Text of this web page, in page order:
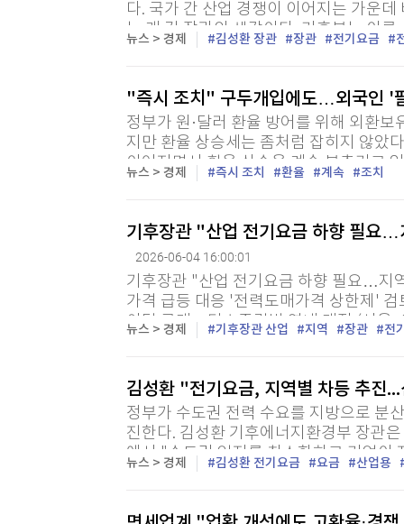
다. 국가 간 산업 경쟁이 이어지는 가운
는 게 김 장관의 생각이다. 기후부는 이
생산 설비 등 공장을 둔 기업들엔 전기요
뉴스 > 경제 김성환 장관 장관 전기요금
"즉시 조치" 구두개입에도…외국인 '
정부가 원·달러 환율 방어를 위해 외환
지만 환율 상승세는 좀처럼 잡히지 않았
이어지면서 환율 상승을 계속 부추기고
겸 재정경제부 장관은 시장상황점검회
뉴스 > 경제 즉시 조치 환율 계속 조치
기후장관 "산업 전기요금 하향 필요
2026-06-04 16:00:01
기후장관 "산업 전기요금 하향 필요…지
가격 급등 대응 '전력도매가격 상한제'
이달 공개…탄소중립법 연내 개정 (서울
너지환경부 장관은 지역 전력 자립도와
뉴스 > 경제 기후장관 산업 지역 장관 전
김성환 "전기요금, 지역별 차등 추진
정부가 수도권 전력 수요를 지방으로 분
진한다. 김성환 기후에너지환경부 장관
에서 "수도권 입지를 최소화하고 기업이
조만간 마련하겠다"고 밝혔다. 김 장관
뉴스 > 경제 김성환 전기요금 요금 산업용